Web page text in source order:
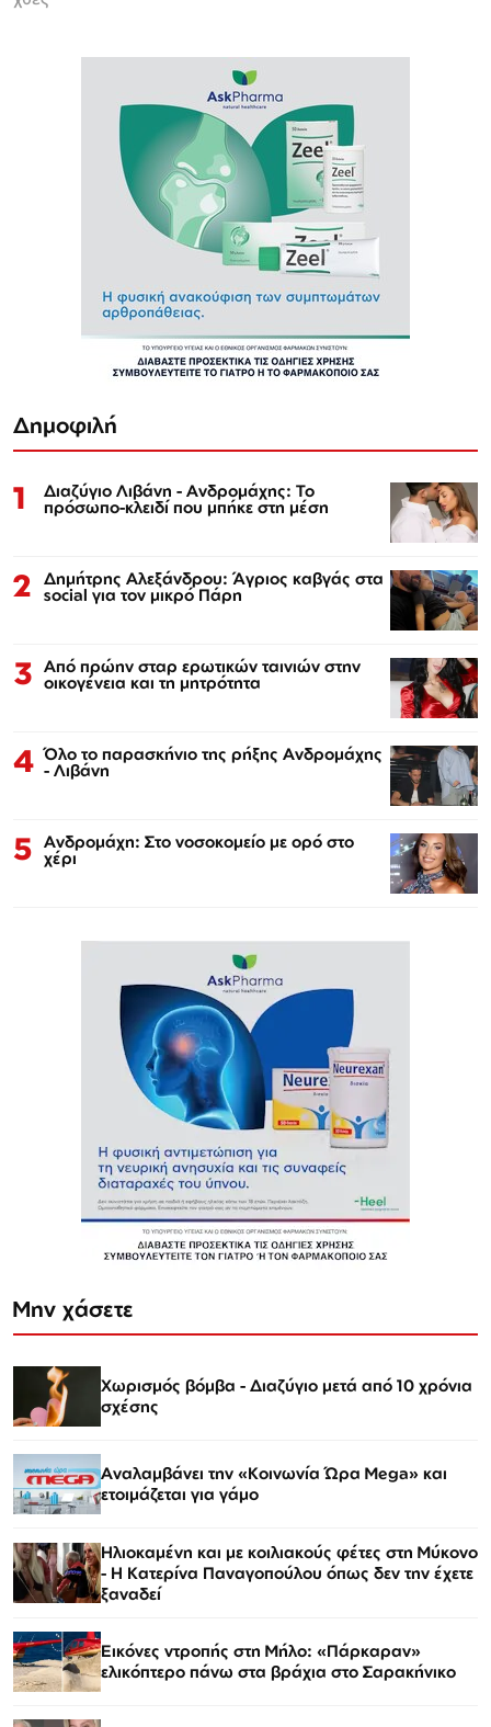
Δημοφιλή
1 Διαζύγιο Λιβάνη - Ανδρομάχης: Το
πρόσωπο-κλειδί που μπήκε στη μέση
2 Δημήτρης Αλεξάνδρου: Άγριος καβγάς στα
social για τον μικρό Πάρη
3 Από πρώην σταρ ερωτικών ταινιών στην
οικογένεια και τη μητρότητα
4 Όλο το παρασκήνιο της ρήξης Ανδρομάχης
- Λιβάνη
5 Ανδρομάχη: Στο νοσοκομείο με ορό στο
χέρι
Μην χάσετε
Χωρισμός βόμβα - Διαζύγιο μετά από 10 χρόνια
σχέσης
Αναλαμβάνει την «Κοινωνία Ώρα Mega» και
ετοιμάζεται για γάμο
Ηλιοκαμένη και με κοιλιακούς φέτες στη Μύκονο
- Η Κατερίνα Παναγοπούλου όπως δεν την έχετε
ξαναδεί
Εικόνες ντροπής στη Μήλο: «Πάρκαραν»
ελικόπτερο πάνω στα βράχια στο Σαρακήνικο